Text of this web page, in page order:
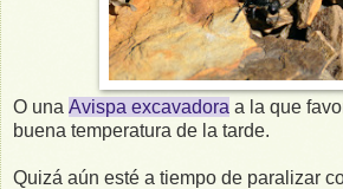
O una Avispa excavadora a la que
buena temperatura de la tarde.
Quizá aún esté a tiempo de paralizar